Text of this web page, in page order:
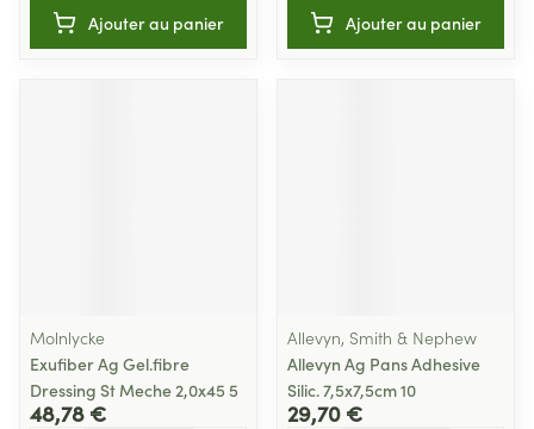
Ajouter au panier Ajouter au panier
Molnlycke
Exufiber Ag Gel.fibre
Dressing St Meche 2,0x45 5
48,78 €
Allevyn, Smith & Nephew
Allevyn Ag Pans Adhesive
Silic. 7,5x7,5cm 10
29,70 €